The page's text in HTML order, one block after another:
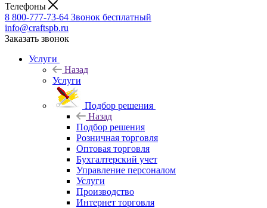
Телефоны
8 800-777-73-64 Звонок бесплатный
info@craftspb.ru
Заказать звонок
Услуги
Назад
Услуги
Подбор решения
Назад
Подбор решения
Розничная торговля
Оптовая торговля
Бухгалтерский учет
Управление персоналом
Услуги
Производство
Интернет торговля